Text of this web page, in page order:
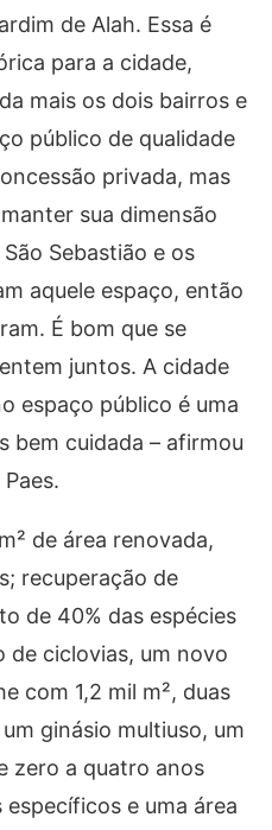
de Alah. Essa é
para a cidade,
mais os dois bairros e
público de qualidade
privada, mas
sua dimensão
Sebastião e os
aquele espaço, então
É bom que se
juntos. A cidade
espaço público é uma
bem cuidada – afirmou
de área renovada,
recuperação de
de 40% das espécies
de ciclovias, um novo
com 1,2 mil m², duas
ginásio multiuso, um
zero a quatro anos
e uma área